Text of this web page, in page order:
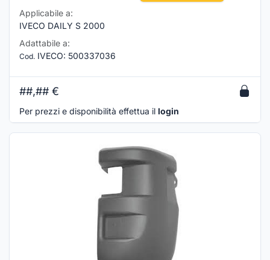
Applicabile a:
IVECO DAILY S 2000
Adattabile a:
Cod. IVECO: 500337036
##,## €
Per prezzi e disponibilità effettua il login